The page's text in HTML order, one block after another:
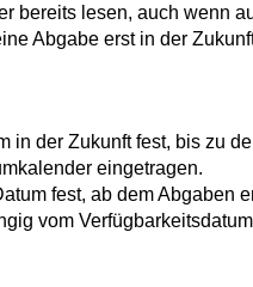
bereits lesen, auch wenn
Abgabe erst in der
in der Zukunft fest, bis zu
eingetragen.
fest, ab dem Abgaben
vom